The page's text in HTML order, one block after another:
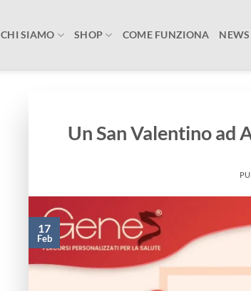
CHI SIAMO SHOP COME FUNZIONA NEWS
Un San Valentino ad
17
Feb